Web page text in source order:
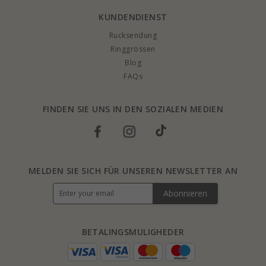
KUNDENDIENST
Rucksendung
Ringgrössen
Blog
FAQs
FINDEN SIE UNS IN DEN SOZIALEN MEDIEN
BETALINGSMULIGHEDER
MELDEN SIE SICH FÜR UNSEREN NEWSLETTER AN
Abonnieren